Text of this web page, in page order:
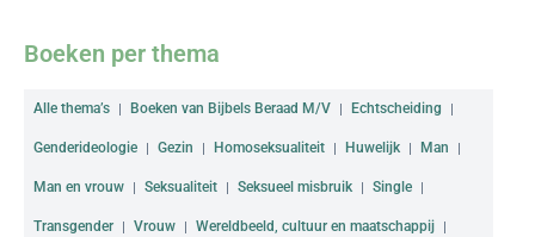
Boeken per thema
Alle thema’s Boeken van Bijbels Beraad M/V Echtscheiding
Genderideologie Gezin Homoseksualiteit Huwelijk Man
Man en vrouw Seksualiteit Seksueel misbruik Single
Transgender Vrouw Wereldbeeld, cultuur en maatschappij